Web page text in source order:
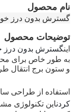
حریم
خصوصی
نام محصول
گسترش بدون درز
توضیحات محصول
اينگسترش بدون درز
به طور خاص برای
و ستون برج انتقال
استفاده از طراحی
کردناین تکنولوژی